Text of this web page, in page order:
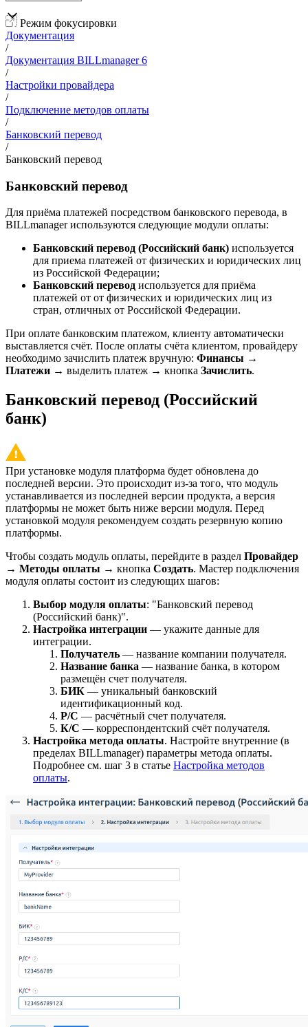
Режим фокусировки
Документация
/
Документация BILLmanager 6
/
Настройки провайдера
/
Подключение методов оплаты
/
Банковский перевод
/
Банковский перевод
Банковский перевод
Для приёма платежей посредством банковского перевода, в
BILLmanager используются следующие модули оплаты:
Банковский перевод (Российский банк) используется
для приема платежей от физических и юридических лиц
из Российской Федерации;
Банковский перевод используется для приёма
платежей от от физических и юридических лиц из
стран, отличных от Российской Федерации.
При оплате банковским платежом, клиенту автоматически
выставляется счёт. После оплаты счёта клиентом, провайдеру
необходимо зачислить платеж вручную: Финансы →
Платежи → выделить платеж → кнопка Зачислить.
Банковский перевод (Российский
банк)
При установке модуля платформа будет обновлена до
последней версии. Это происходит из-за того, что модуль
устанавливается из последней версии продукта, а версия
платформы не может быть ниже версии модуля. Перед
установкой модуля рекомендуем создать резервную копию
платформы.
Чтобы создать модуль оплаты, перейдите в раздел Провайдер
→ Методы оплаты → кнопка Создать. Мастер подключения
модуля оплаты состоит из следующих шагов:
Выбор модуля оплаты: "Банковский перевод
(Российский банк)".
Настройка интеграции — укажите данные для
интеграции.
Получатель — название компании получателя.
Название банка — название банка, в котором
размещён счет получателя.
БИК — уникальный банковский
идентификационный код.
Р/С — расчётный счет получателя.
К/С — корреспондентский счёт получателя.
Настройка метода оплаты. Настройте внутренние (в
пределах BILLmanager) параметры метода оплаты.
Подробнее см. шаг 3 в статье Настройка методов
оплаты.